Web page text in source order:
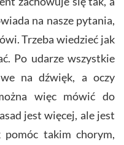
na nasze pytania,
Trzeba wiedzieć jak
Po udarze wszystkie
na dźwięk, a oczy
więc mówić do
jest więcej, ale jest
pomóc takim chorym,